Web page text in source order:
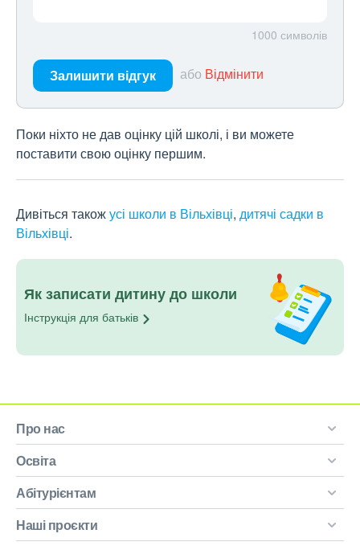
1000 символів
Залишити відгук або Відмінити
Поки ніхто не дав оцінку цій школі, і ви можете
поставити свою оцінку першим.
Дивіться такожусі школи в Вільхівці, дитячі садки в
Вільхівці.
Як записати дитину до школи
Інструкція для батьків
Про нас
Освіта
Абітурієнтам
Наші проєкти